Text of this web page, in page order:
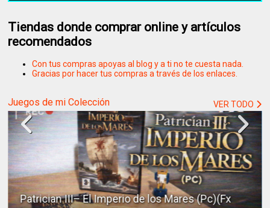
Tiendas donde comprar online y artículos
recomendados
Con tus compras apoyas al blog y a ti no te cuesta nada.
Gracias por hacer tus compras a través de los enlaces.
Juegos de mi Colección VER TODO
Patrician III– El Imperio de los Mares (Pc)(Fx